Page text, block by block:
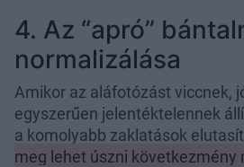
4. Az “apró”
normalizálása
Amikor az aláfotózást viccnek,
egyszerűen jelentéktelennek
a komolyabb zaklatások
meg lehet úszni következmény